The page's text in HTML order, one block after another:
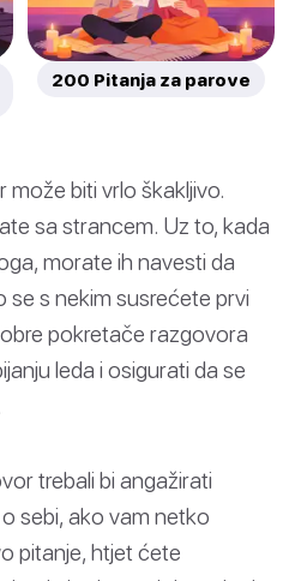
200 Pitanja za parove
biti vrlo škakljivo.
sa strancem. Uz to, kada
morate ih navesti da
se s nekim susrećete prvi
pokretače razgovora
leda i osigurati da se
trebali bi angažirati
sebi, ako vam netko
pitanje, htjet ćete